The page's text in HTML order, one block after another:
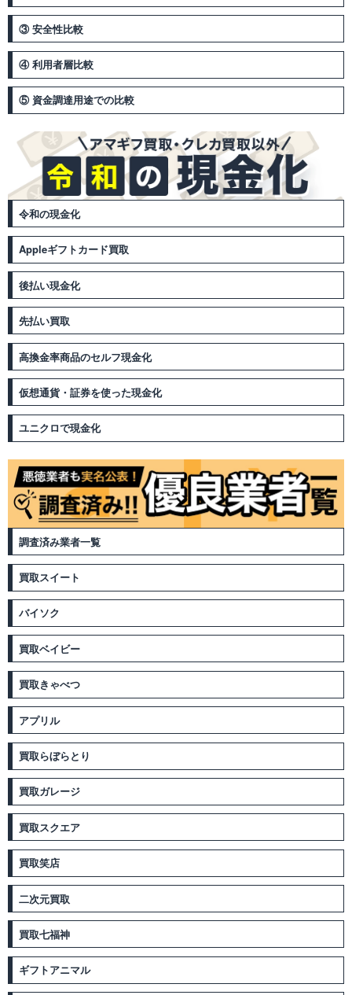
③ 安全性比較
④ 利用者層比較
⑤ 資金調達用途での比較
令和の現金化
Appleギフトカード買取
後払い現金化
先払い買取
高換金率商品のセルフ現金化
仮想通貨・証券を使った現金化
ユニクロで現金化
調査済み業者一覧
買取スイート
バイソク
買取ベイビー
買取きゃべつ
アプリル
買取らぼらとり
買取ガレージ
買取スクエア
買取笑店
二次元買取
買取七福神
ギフトアニマル